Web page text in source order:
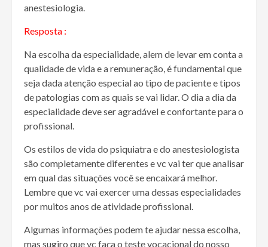
anestesiologia.
Resposta :
Na escolha da especialidade, alem de levar em conta a
qualidade de vida e a remuneração, é fundamental que
seja dada atenção especial ao tipo de paciente e tipos
de patologias com as quais se vai lidar. O dia a dia da
especialidade deve ser agradável e confortante para o
profissional.
Os estilos de vida do psiquiatra e do anestesiologista
são completamente diferentes e vc vai ter que analisar
em qual das situações você se encaixará melhor.
Lembre que vc vai exercer uma dessas especialidades
por muitos anos de atividade profissional.
Algumas informações podem te ajudar nessa escolha,
mas sugiro que vc faça o teste vocacional do nosso